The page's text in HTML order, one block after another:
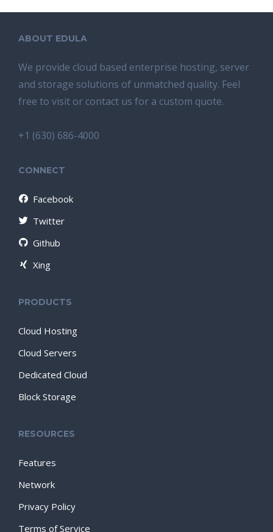
ABOUT EDULA
We provide cloud based enterprise hosting, server
and storage solutions of unmatched quality. Feel
free to visit or contact us for a custom quote.
+1 (630) 686-4000
CONNECT
Facebook
Twitter
Github
Xing
PRODUCTS
Cloud Hosting
Cloud Servers
Dedicated Cloud
Block Storage
RESOURCES
Features
Network
Privacy Policy
Terms of Service